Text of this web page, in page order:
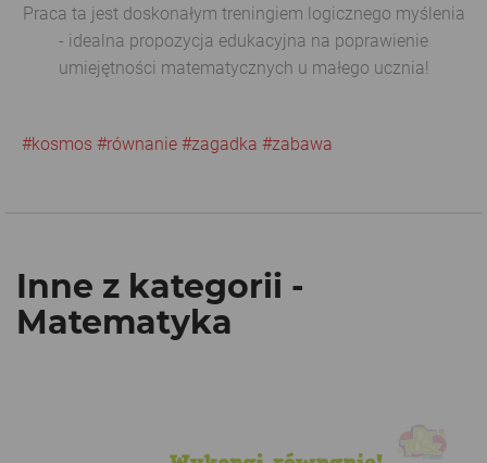
Praca ta jest doskonałym treningiem logicznego myślenia
- idealna propozycja edukacyjna na poprawienie
umiejętności matematycznych u małego ucznia!
#kosmos #równanie #zagadka #zabawa
Inne z kategorii -
Matematyka